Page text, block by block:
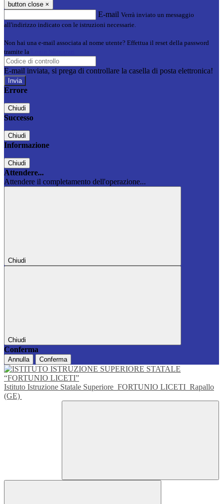
button close ×
E-mail Verrà inviato un messaggio
all'indirizzo indicato con le istruzioni necessarie.
Non hai una e-mail associata al nome utente? Effettua il reset della password
tramite la
E-mail inviata, si prega di controllare la casella di posta elettronica!
Errore
Chiudi
Successo
Chiudi
Informazione
Chiudi
Attendere...
Attendere il completamento dell'operazione...
Chiudi
Chiudi
Conferma
Annulla Conferma
Istituto Istruzione Statale Superiore FORTUNIO LICETI Rapallo
(GE)